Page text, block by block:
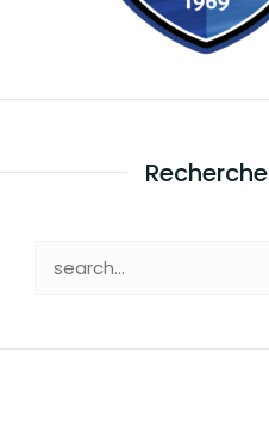
Recherche